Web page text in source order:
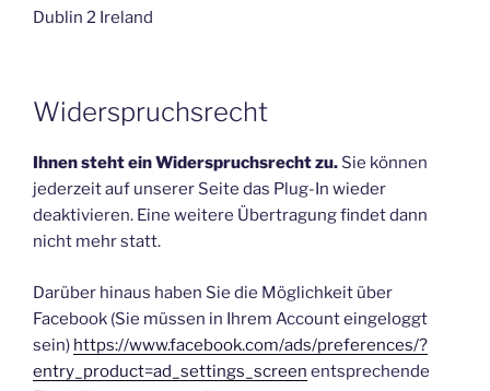
Dublin 2 Ireland
Widerspruchsrecht
Ihnen steht ein Widerspruchsrecht zu. Sie können
jederzeit auf unserer Seite das Plug-In wieder
deaktivieren. Eine weitere Übertragung findet dann
nicht mehr statt.
Darüber hinaus haben Sie die Möglichkeit über
Facebook (Sie müssen in Ihrem Account eingeloggt
sein) https://www.facebook.com/ads/preferences/?
entry_product=ad_settings_screen entsprechende